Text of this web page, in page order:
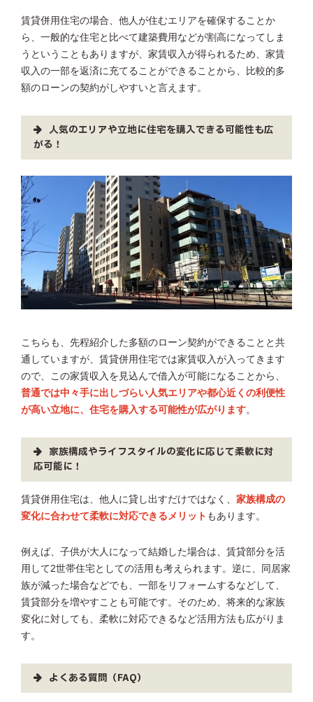
賃貸併用住宅の場合、他人が住むエリアを確保することか
ら、一般的な住宅と比べて建築費用などが割高になってしま
うということもありますが、家賃収入が得られるため、家賃
収入の一部を返済に充てることができることから、比較的多
額のローンの契約がしやすいと言えます。
人気のエリアや立地に住宅を購入できる可能性も広
がる！
こちらも、先程紹介した多額のローン契約ができることと共
通していますが、賃貸併用住宅では家賃収入が入ってきます
ので、この家賃収入を見込んで借入が可能になることから、
普通では中々手に出しづらい人気エリアや都心近くの利便性
が高い立地に、住宅を購入する可能性が広がります。
家族構成やライフスタイルの変化に応じて柔軟に対
応可能に！
賃貸併用住宅は、他人に貸し出すだけではなく、 家族構成の
変化に合わせて柔軟に対応できるメリット もあります。
例えば、子供が大人になって結婚した場合は、賃貸部分を活
用して2世帯住宅としての活用も考えられます。逆に、同居家
族が減った場合などでも、一部をリフォームするなどして、
賃貸部分を増やすことも可能です。そのため、将来的な家族
変化に対しても、柔軟に対応できるなど活用方法も広がりま
す。
よくある質問（FAQ）